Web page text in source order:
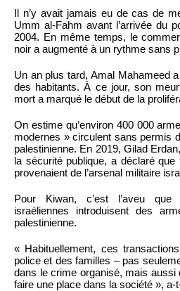
Il n’y avait jamais eu de cas de
Umm al-Fahm avant l’arrivée du
2004. En même temps, le
noir a augmenté à un rythme sans
Un an plus tard, Amal Mahameed
des habitants. À ce jour, son
mort a marqué le début de la
On estime qu’environ 400 000
modernes » circulent sans permis
palestinienne. En 2019, Gilad
la sécurité publique, a déclaré
provenaient de l’arsenal militaire
Pour Kiwan, c’est l’aveu
israéliennes introduisent des
palestinienne.
« Habituellement, ces
police et des familles – pas
dans le crime organisé, mais aussi
faire une place dans la société », a-